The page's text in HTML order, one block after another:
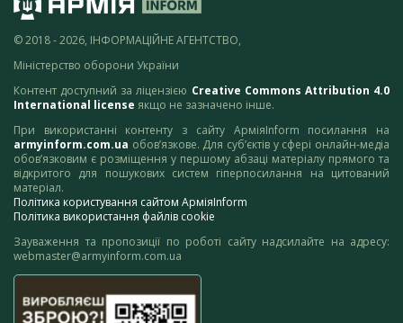
© 2018 - 2026, ІНФОРМАЦІЙНЕ АГЕНТСТВО,
Міністерство оборони України
Контент доступний за ліцензією Creative Commons Attribution 4.0
International license якщо не зазначено інше.
При використанні контенту з сайту АрміяInform посилання на
armyinform.com.ua обов’язкове. Для суб’єктів у сфері онлайн-медіа
обов’язковим є розміщення у першому абзаці матеріалу прямого та
відкритого для пошукових систем гіперпосилання на цитований
матеріал.
Політика користування сайтом АрміяInform
Політика використання файлів cookie
Зауваження та пропозиції по роботі сайту надсилайте на адресу:
webmaster@armyinform.com.ua